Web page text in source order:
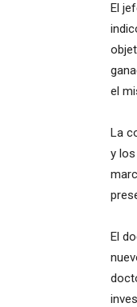
El
el
La
y
El